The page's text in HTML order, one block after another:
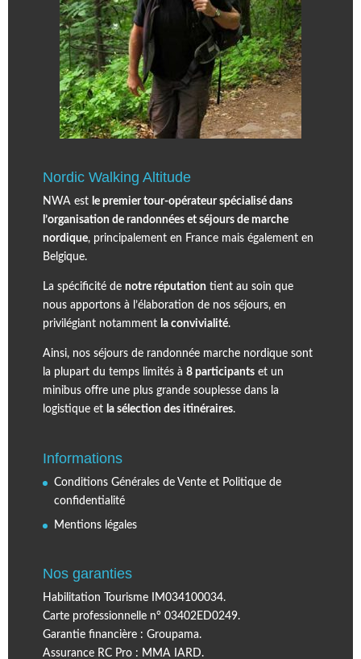
Nordic Walking Altitude
NWA est le premier tour-opérateur spécialisé dans
l’organisation de randonnées et séjours de marche
nordique, principalement en France mais également en
Belgique.
La spécificité de notre réputation tient au soin que
nous apportons à l’élaboration de nos séjours, en
privilégiant notamment la convivialité.
Ainsi, nos séjours de randonnée marche nordique sont
la plupart du temps limités à 8 participantset un
minibus offre une plus grande souplesse dans la
logistique et la sélection des itinéraires.
Informations
Conditions Générales de Vente et Politique de
confidentialité
Mentions légales
Nos garanties
Habilitation Tourisme IM034100034.
Carte professionnelle n° 03402ED0249.
Garantie financière : Groupama.
Assurance RC Pro : MMA IARD.